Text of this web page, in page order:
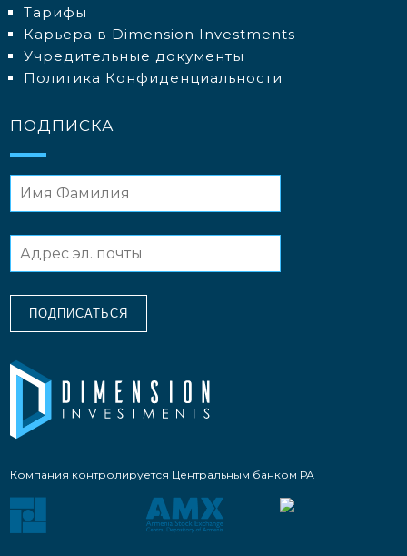
Тарифы
Карьера в Dimension Investments
Учредительные документы
Политика Конфиденциальности
ПОДПИСКА
ПОДПИСАТЬСЯ
Компания контролируется Центральным банком РА